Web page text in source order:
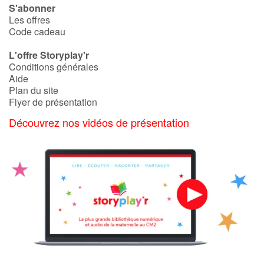
S'abonner
Les offres
Code cadeau
L'offre Storyplay'r
Conditions générales
Aide
Plan du site
Flyer de présentation
Découvrez nos vidéos de présentation